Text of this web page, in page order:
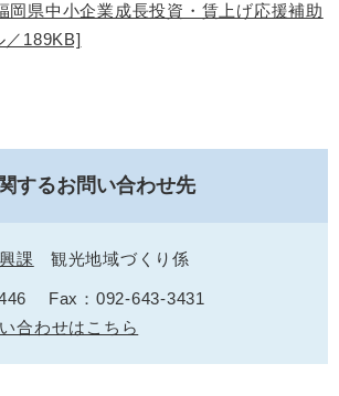
岡県中小企業成長投資・賃上げ応援補助
／189KB]
するお問い合わせ先
課 観光地域づくり係
Fax：092-643-3431
合わせはこちら